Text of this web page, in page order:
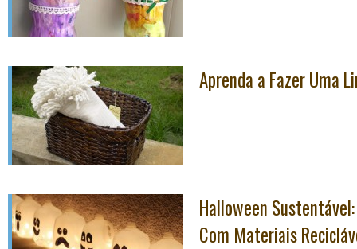
Aprenda a Fazer Uma
Halloween
Com Materiais